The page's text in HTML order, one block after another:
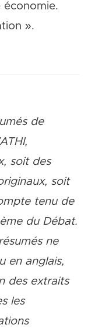
».
de
soit des
soit
tenu de
du Débat.
ne
en anglais,
des extraits
les